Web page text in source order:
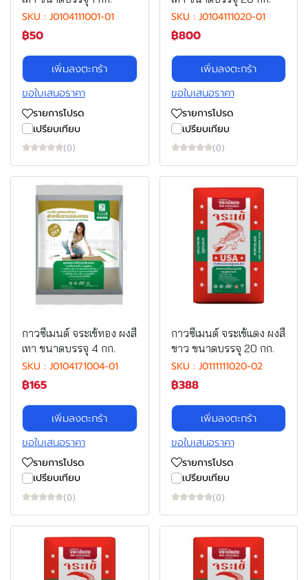
SKU : J0104111001-01
฿50
เพิ่มลงตะกร้า
ขอใบเสนอราคา
รายการโปรด
เปรียบเทียบ
(0)
SKU : J0104111020-01
฿800
เพิ่มลงตะกร้า
ขอใบเสนอราคา
รายการโปรด
เปรียบเทียบ
(0)
กาวซีเมนต์ จระเข้ทอง ผงสี
เทา ขนาดบรรจุ 4 กก.
SKU : J0104171004-01
฿165
เพิ่มลงตะกร้า
ขอใบเสนอราคา
รายการโปรด
เปรียบเทียบ
(0)
กาวซีเมนต์ จระเข้แดง ผงสี
ขาว ขนาดบรรจุ 20 กก.
SKU : J0111111020-02
฿388
เพิ่มลงตะกร้า
ขอใบเสนอราคา
รายการโปรด
เปรียบเทียบ
(0)